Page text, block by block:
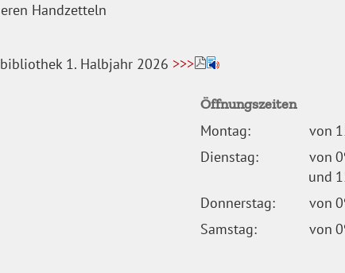
Handzetteln
1. Halbjahr 2026 >>>
Öffnungszeiten
Montag: von
Dienstag:
von
und
Donnerstag:
von
Samstag:
von